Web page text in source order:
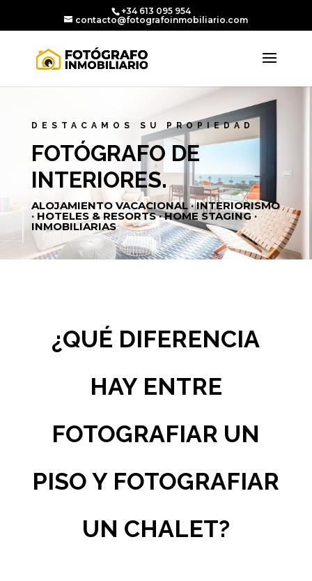
+34 613 095 954
contacto@fotografoinmobiliario.com
DESTACAMOS SU PROPIEDAD
FOTÓGRAFO DE
INTERIORES.
ALOJAMIENTO VACACIONAL · INTERIORISMO
· HOTELES & RESORTS · HOME STAGING ·
INMOBILIARIAS
¿QUÉ DIFERENCIA
HAY ENTRE
FOTOGRAFIAR UN
PISO Y FOTOGRAFIAR
UN CHALET?